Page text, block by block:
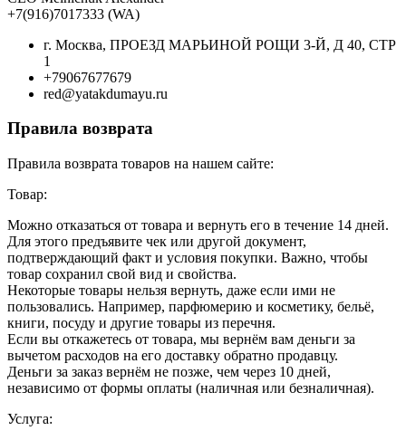
+7(916)7017333 (WA)
г. Москва, ПРОЕЗД МАРЬИНОЙ РОЩИ 3-Й, Д 40, СТР
1
+79067677679
red@yatakdumayu.ru
Правила возврата
Правила возврата товаров на нашем сайте:
Товар:
Можно отказаться от товара и вернуть его в течение 14 дней.
Для этого предъявите чек или другой документ,
подтверждающий факт и условия покупки. Важно, чтобы
товар сохранил свой вид и свойства.
Некоторые товары нельзя вернуть, даже если ими не
пользовались. Например, парфюмерию и косметику, бельё,
книги, посуду и другие товары из перечня.
Если вы откажетесь от товара, мы вернём вам деньги за
вычетом расходов на его доставку обратно продавцу.
Деньги за заказ вернём не позже, чем через 10 дней,
независимо от формы оплаты (наличная или безналичная).
Услуга: